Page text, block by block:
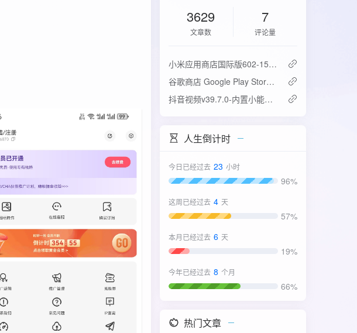
3629
文章数
7
评论量
‌小米应用商店国际版602-15.6.0.2：免登录直下，比谷歌商店快3倍！
谷歌商店 Google Play Store v52.4.42-31版
抖音视频v39.7.0-内置小能手2.0.7模块
人生倒计时
今日已经过去 23 小时
96%
这周已经过去 4 天
57%
本月已经过去 6 天
19%
今年已经过去 8 个月
66%
热门文章